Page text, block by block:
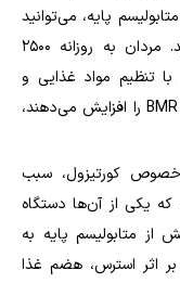
پایه، می‌توانید
میزان کالری مصرفی خود را تنظیم نمایید. مردان به روزانه ۲۵۰۰
نیاز دارند. با تنظیم مواد غذایی و
BMR را افزایش می‌دهند،
کورتیزول، سبب
یکی از آن‌ها دستگاه
متابولیسم پایه به
اثر استرس، هضم غذا